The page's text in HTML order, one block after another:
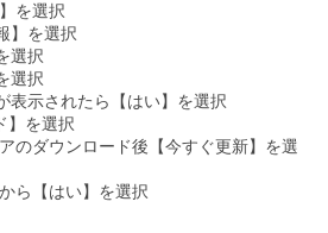
を選択
】を選択
選択
選択
表示されたら【はい】を選択
】を選択
のダウンロード後【今すぐ更新】を選
ら【はい】を選択